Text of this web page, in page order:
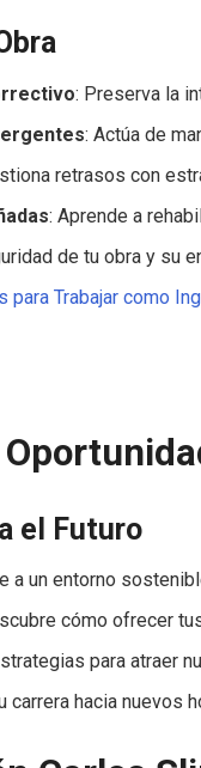
: Preserva la
: Actúa de
retrasos con
: Aprende a
de tu obra y su
Trabajar como
el Futuro
a un entorno
cómo ofrecer
para atraer
carrera hacia nuevos